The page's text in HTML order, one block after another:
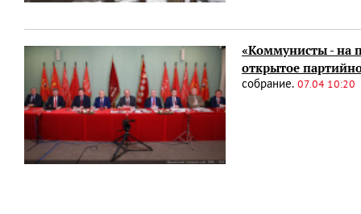
«Коммунисты - на
открытое
собрание. 07.04 10:20